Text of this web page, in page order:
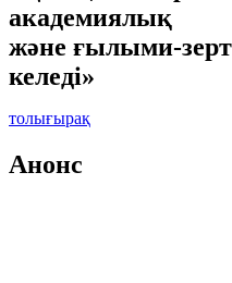
академиялық
және ғылыми-
келеді»
толығырақ
Анонс